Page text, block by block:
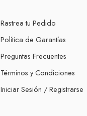
Rastrea tu Pedido
Política de Garantías
Preguntas Frecuentes
Términos y Condiciones
Iniciar Sesión / Registrarse